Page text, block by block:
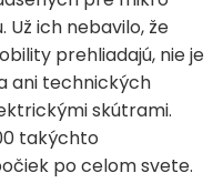
Už ich nebavilo, že
prehliadajú, nie je
ani technických
skútrami.
takýchto
po celom svete.